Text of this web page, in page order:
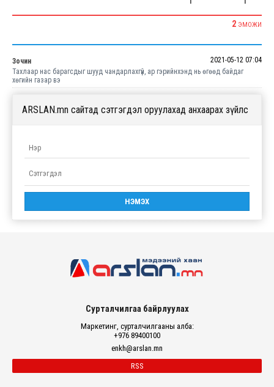
2 ЭМОЖИ
Зочин
2021-05-12 07:04
Тахлаар нас барагсдыг шууд чандарлахгүй, ар гэрийнхэнд нь өгөөд байдаг
хөгийн газар вэ
ARSLAN.mn сайтад сэтгэгдэл оруулахад анхаарах зүйлс
Сурталчилгаа байрлуулах
Маркетинг, сурталчилгааны алба:
+976 89400100
enkh@arslan.mn
RSS